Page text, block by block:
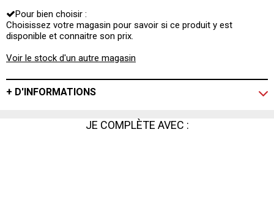
éviter de vous brûler les mains.
Pour bien choisir :
Choisissez votre magasin pour savoir si ce produit y est
disponible et connaitre son prix.
Voir le stock d'un autre magasin
+ D'INFORMATIONS
JE COMPLÈTE AVEC :